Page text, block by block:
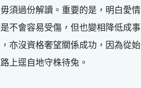
須過份解讀。重要的是，明白愛情
不會容易受傷，但也變相降低成事
亦沒資格奢望關係成功，因為從始
上逕自地守株待兔。